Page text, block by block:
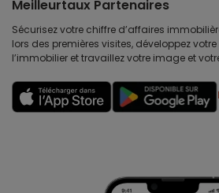
Meilleurtaux Partenaires
Sécurisez votre chiffre d’affaires
lors des premières visites, développez
l’immobilier et travaillez votre image et